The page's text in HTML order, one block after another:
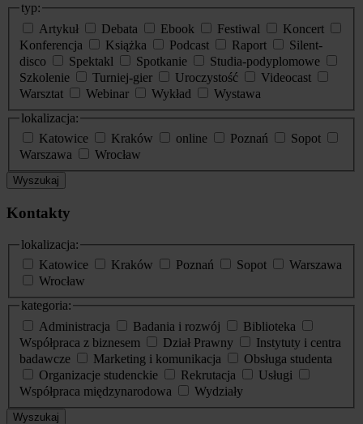
typ:
Artykuł
Debata Ebook Festiwal
Koncert
Konferencja
Książka Podcast Raport
Silent-
disco
Spektakl Spotkanie
Studia-podyplomowe
Szkolenie
Turniej-gier Uroczystość
Videocast
Warsztat
Webinar Wykład
Wystawa
lokalizacja:
Katowice
Kraków online Poznań
Sopot
Warszawa
Wrocław
Wyszukaj
Kontakty
lokalizacja:
Katowice
Kraków Poznań Sopot
Warszawa
Wrocław
kategoria:
Administracja
Badania i rozwój
Biblioteka
Współpraca z biznesem
Dział Prawny
Instytuty i centra
badawcze
Marketing i komunikacja
Obsługa studenta
Organizacje studenckie
Rekrutacja
Usługi
Współpraca międzynarodowa
Wydziały
Wyszukaj